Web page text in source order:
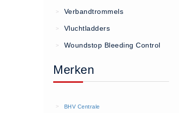
AED elektroden (18)
AED tassen (14)
BHV kasten (5)
> Verbandtrommels
> Vluchtladders
> Woundstop Bleeding Control
Merken
> BHV Centrale